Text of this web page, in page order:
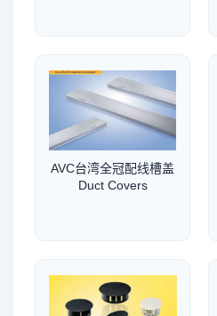
AVC台湾全冠配线槽盖
Duct Covers